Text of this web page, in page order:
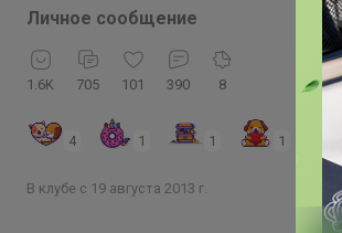
Личное сообщение
1.6K 705 101 390 8
4 1 1 1
В клубе с 19 августа 2013 г.